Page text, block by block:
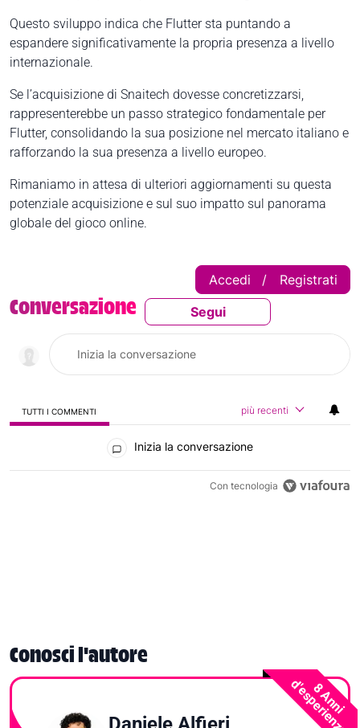
Questo sviluppo indica che Flutter sta puntando a
espandere significativamente la propria presenza a livello
internazionale.
Se l’acquisizione di Snaitech dovesse concretizzarsi,
rappresenterebbe un passo strategico fondamentale per
Flutter, consolidando la sua posizione nel mercato italiano e
rafforzando la sua presenza a livello europeo.
Rimaniamo in attesa di ulteriori aggiornamenti su questa
potenziale acquisizione e sul suo impatto sul panorama
globale del gioco online.
Conversazione Segui Questa
Segui
Accedi | Registrati
TUTTI I COMMENTI più recenti
Inizia la conversazione
Con tecnologia
Conosci l'autore
8 Anni
d'esperienza